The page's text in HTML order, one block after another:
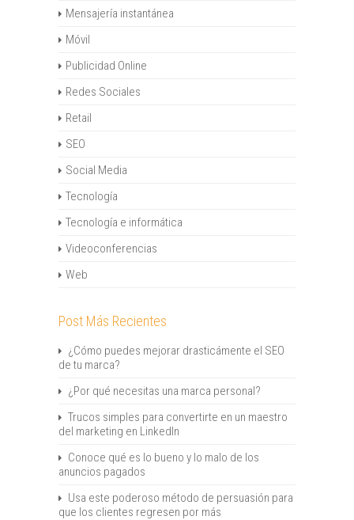
Mensajería instantánea
Móvil
Publicidad Online
Redes Sociales
Retail
SEO
Social Media
Tecnología
Tecnología e informática
Videoconferencias
Web
Post Más Recientes
¿Cómo puedes mejorar drasticámente el SEO
de tu marca?
¿Por qué necesitas una marca personal?
Trucos simples para convertirte en un maestro
del marketing en LinkedIn
Conoce qué es lo bueno y lo malo de los
anuncios pagados
Usa este poderoso método de persuasión para
que los clientes regresen por más